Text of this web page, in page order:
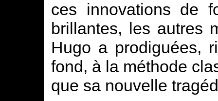
ces innovations de
brillantes, les autres
Hugo a prodiguées,
fond, à la méthode
que sa nouvelle